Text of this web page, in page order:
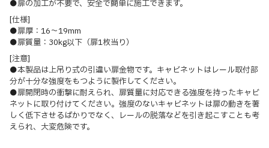
●扉の加工が不要で、安全で簡単に施工できます。
[仕様]
●扉厚：16～19mm
●扉質量：30kg以下（扉1枚当り）
[注意]
●本製品は上吊り式の引違い扉金物です。キャビネットはレール取付部
分が十分な強度をもつように製作してください。
●扉開閉時の衝撃に耐えられ、扉質量に対応できる強度を持ったキャビ
ネットに取り付けてください。強度のないキャビネットは扉の動きを著
しく低下させるばかりでなく、レールの脱落などを引き起こすことも考
えられ、大変危険です。